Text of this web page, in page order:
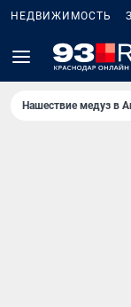
НЕДВИЖИМОСТЬ
Нашествие медуз в